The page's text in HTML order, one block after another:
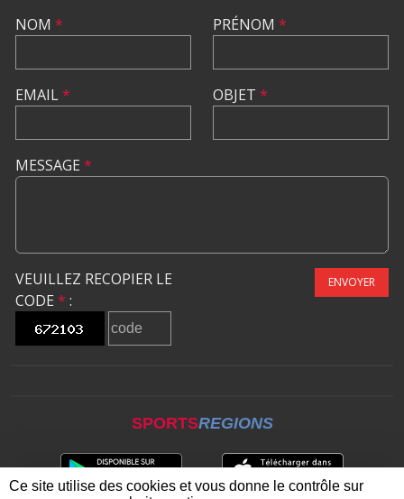
NOM *
EMAIL*
PRÉNOM *
OBJET *
MESSAGE *
VEUILLEZ RECOPIER LE
CODE * :
ENVOYER
SPORTSREGIONS
Ce site utilise des cookies et vous donne le contrôle sur